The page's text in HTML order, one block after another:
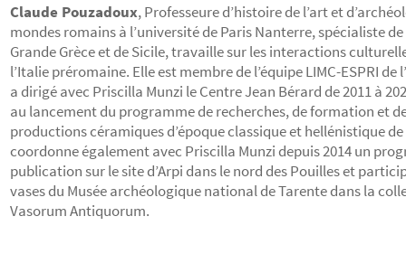
Claude Pouzadoux, Professeure d’histoire de l’art et
mondes romains à l’université de Paris Nanterre, spécialiste
Grande Grèce et de Sicile, travaille sur les interactions
l’Italie préromaine. Elle est membre de l’équipe LIMC-ESPRI de
a dirigé avec Priscilla Munzi le Centre Jean Bérard de 2011 à
au lancement du programme de recherches, de formation et
productions céramiques d’époque classique et hellénistique
coordonne également avec Priscilla Munzi depuis 2014 un
publication sur le site d’Arpi dans le nord des Pouilles et
vases du Musée archéologique national de Tarente dans la
Vasorum Antiquorum.